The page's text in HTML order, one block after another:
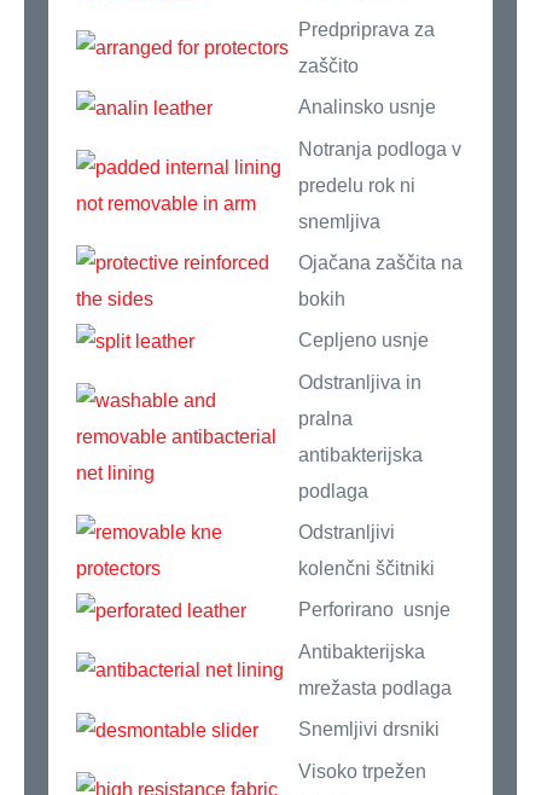
Predpriprava za
zaščito
Analinsko usnje
Notranja podloga v
predelu rok ni
snemljiva
Ojačana zaščita na
bokih
Cepljeno usnje
Odstranljiva in
pralna
antibakterijska
podlaga
Odstranljivi
kolenčni ščitniki
Perforirano usnje
Antibakterijska
mrežasta podlaga
Snemljivi drsniki
Visoko trpežen